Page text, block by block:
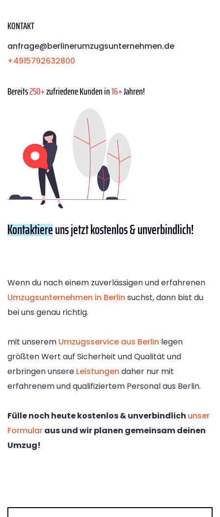
KONTAKT
anfrage@berlinerumzugsunternehmen.de
+4915792632800
Bereits250+zufriedene Kunden in16+Jahren!
Kontaktiereuns jetzt kostenlos & unverbindlich!
Wenn du nach einem zuverlässigen und erfahrenen
Umzugsunternehmen in Berlin suchst, dann bist du
bei uns genau richtig.
mit unserem Umzugsservice aus Berlin legen
größten Wert auf Sicherheit und Qualität und
erbringen unsere Leistungen daher nur mit
erfahrenem und qualifiziertem Personal aus Berlin.
Fülle noch heute kostenlos & unverbindlich unser
Formularaus und wir planen gemeinsam deinen
Umzug!